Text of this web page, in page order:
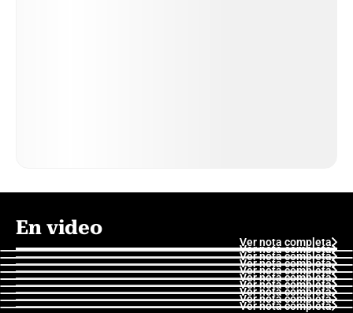
En video
Ver nota completa
Ver nota completa
Ver nota completa
Ver nota completa
Ver nota completa
Ver nota completa
Ver nota completa
Ver nota completa
Ver nota completa
Ver nota completa